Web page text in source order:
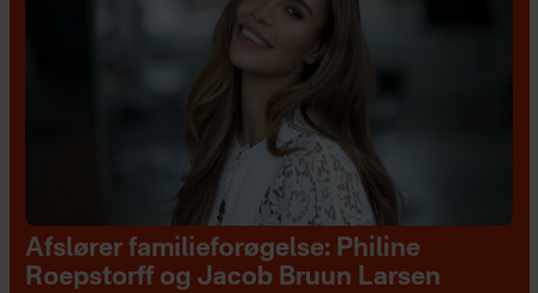
Afslører familieforøgelse: Philine
Roepstorff og Jacob Bruun Larsen